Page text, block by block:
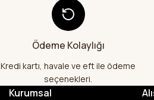
hem ölçü olarak hem
A... S... | 24/07/2026
Ödeme Kolaylığı
Kredi kartı, havale ve eft ile ödeme
seçenekleri.
Kurumsal